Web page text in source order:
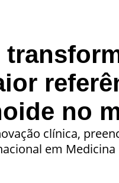
no
clínica,
em